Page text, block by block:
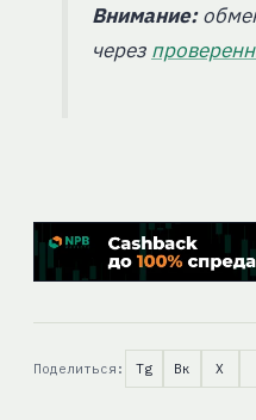
Внимание:
через
Поделиться: Tg Вк X